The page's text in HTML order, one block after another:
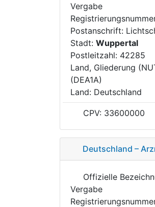
Vergabe
Postanschrift:
Stadt: Wuppertal
Postleitzahl: 42285
Land, Gliederung
(DEA1A)
Land: Deutschland
CPV: 33600000
Deutschland –
Offizielle
Vergabe